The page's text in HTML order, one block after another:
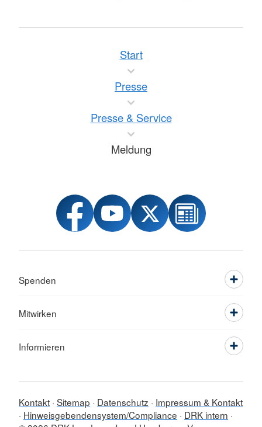
Start
Presse
Presse & Service
Meldung
Spenden
Mitwirken
Informieren
Kontakt Sitemap Datenschutz
Impressum & Kontakt
Hinweisgebendensystem/Compliance
DRK intern